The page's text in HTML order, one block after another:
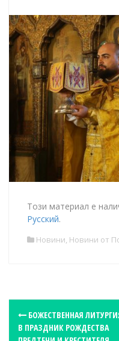
Този материал е
Русский.
Новини, Новини от
БОЖЕСТВЕННАЯ
В ПРАЗДНИК РОЖДЕСТВА